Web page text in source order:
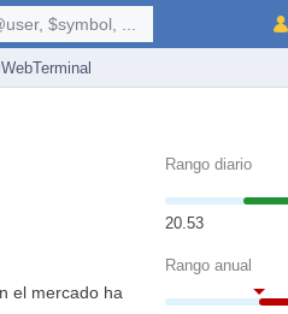
WebTerminal
$symbol, ...
el mercado ha
Rango diario
20.53
Rango anual